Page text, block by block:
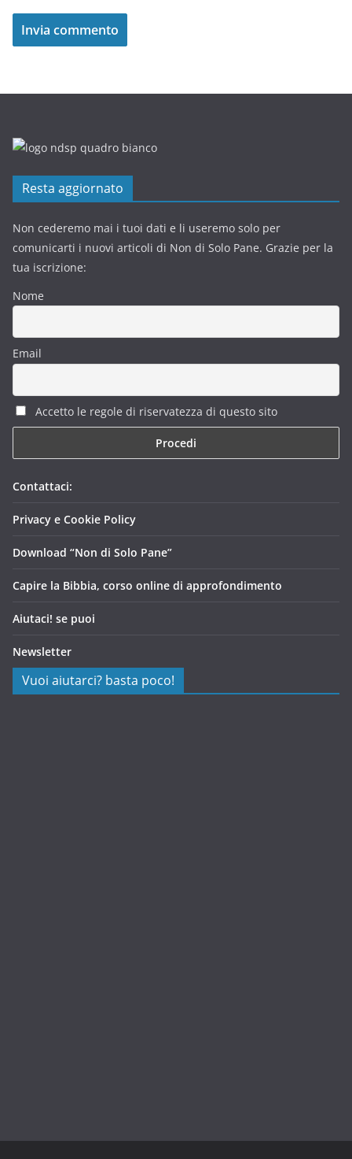
Resta aggiornato
Non cederemo mai i tuoi dati e li useremo solo per
comunicarti i nuovi articoli di Non di Solo Pane. Grazie per la
tua iscrizione:
Nome
Email
Accetto le regole di riservatezza di questo sito
Contattaci:
Privacy e Cookie Policy
Download “Non di Solo Pane”
Capire la Bibbia, corso online di approfondimento
Aiutaci! se puoi
Newsletter
Vuoi aiutarci? basta poco!